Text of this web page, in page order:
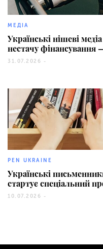
МЕДІА
Українські нішеві
нестачу фінансування
31.07.2026 -
PEN UKRAINE
Українські
стартує спеціальний
10.07.2026 -